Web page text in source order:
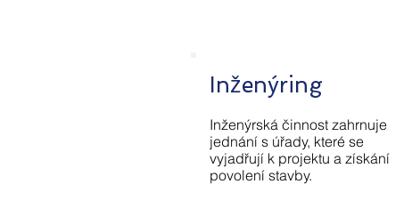
Inženýring
Inženýrská činnost zahrnuje
jednání s úřady, které se
vyjadřují k projektu a získání
povolení stavby.